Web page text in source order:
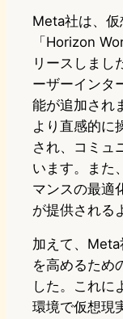
e
Meta社は、
「Horizon
リースしまし
ーザーインタ
能が追加され
より直感的に
され、コミュ
います。また
マンスの最適
が提供される
加えて、
を高めるため
した。これに
環境で仮想現